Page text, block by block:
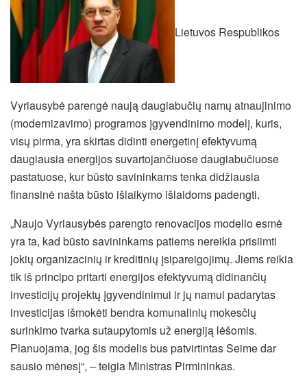
Lietuvos Respublikos
Vyriausybė parengė naują daugiabučių namų atnaujinimo
(modernizavimo) programos įgyvendinimo modelį, kuris,
visų pirma, yra skirtas didinti energetinį efektyvumą
daugiausia energijos suvartojančiuose daugiabučiuose
pastatuose, kur būsto savininkams tenka didžiausia
finansinė našta būsto išlaikymo išlaidoms padengti.
„Naujo Vyriausybės parengto renovacijos modelio esmė
yra ta, kad būsto savininkamspatiems nereikia prisiimti
jokių organizacinių ir kreditinių įsipareigojimų. Jiems reikia
tik iš principo pritarti energijos efektyvumą didinančių
investicijų projektų įgyvendinimui ir jų namui padarytas
investicijas išmokėti bendra komunalinių mokesčių
surinkimo tvarka sutaupytomis už energiją lėšomis.
Planuojama, jog šis modelis bus patvirtintas Seime dar
sausio mėnesį“, – teigia Ministras Pirmininkas.